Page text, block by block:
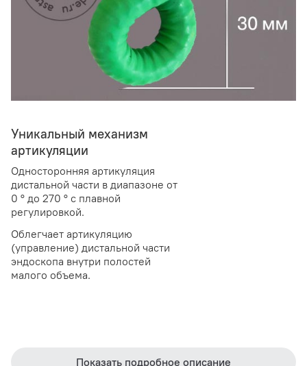
Уникальный механизм
артикуляции
Односторонняя артикуляция
дистальной части в диапазоне от
0 ° до 270 ° с плавной
регулировкой.
Облегчает артикуляцию
(управление) дистальной части
эндоскопа внутри полостей
малого объема.
Показать подробное описание